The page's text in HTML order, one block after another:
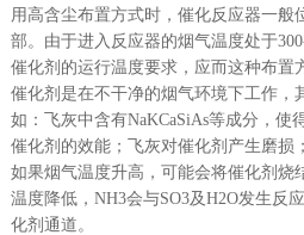
用高含尘布置方式时，催化反应器一般
部。由于进入反应器的烟气温度处于
催化剂的运行温度要求，应而这种布置
催化剂是在不干净的烟气环境下工作，
如：飞灰中含有NaKCaSiAs等成分，使
催化剂的效能；飞灰对催化剂产生磨损
如果烟气温度升高，可能会将催化剂烧
温度降低，NH3会与SO3及H2O发生反
化剂通道。